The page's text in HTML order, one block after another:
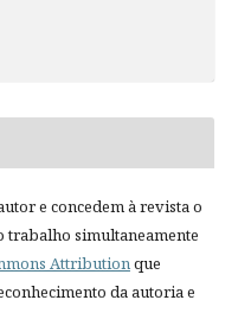
e concedem à revista o
simultaneamente
Attributionque
da autoria e